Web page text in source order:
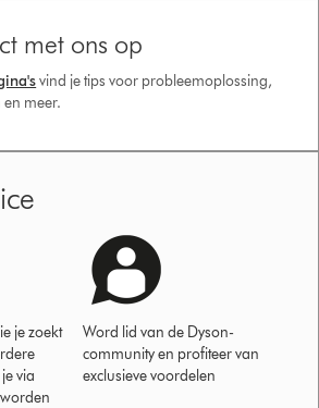
met ons op
vind je tips voor probleemoplossing,
meer.
je zoekt
via
Word lid van de Dyson-
community en profiteer van
exclusieve voordelen